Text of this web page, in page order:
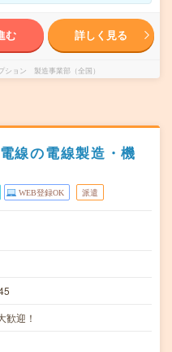
む 詳しく見る
ション 製造事業部（全国）
線の電線製造・機
WEB登録OK 派遣
歓迎！